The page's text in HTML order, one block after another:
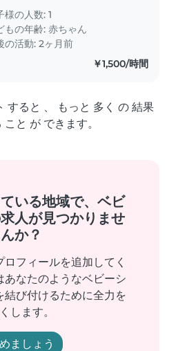
16th and my husband will
for an appointment on
Our baby is purely..
様の人数: 1
もの年齢:赤ちゃん
の活動: 2ヶ月前
￥1,500/時間
すると 、 もっと 多く の 結果
と が できます。
いる地域で、ベビ
人が見つかりませ
んか？
フィールを追加してく
あなたのようなベビーシ
結び付けるために全力を
します。
ましょう